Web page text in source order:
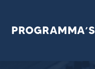
PROGRAMMA’S